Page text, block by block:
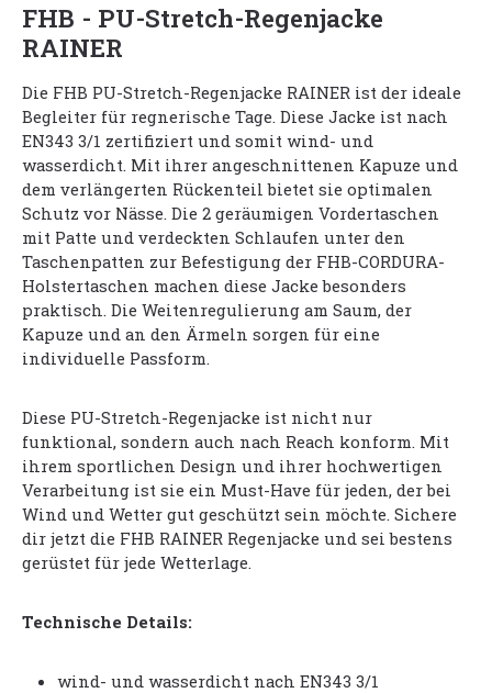
FHB - PU-Stretch-Regenjacke
RAINER
Die FHB PU-Stretch-Regenjacke RAINER ist der ideale
Begleiter für regnerische Tage. Diese Jacke ist nach
EN343 3/1 zertifiziert und somit wind- und
wasserdicht. Mit ihrer angeschnittenen Kapuze und
dem verlängerten Rückenteil bietet sie optimalen
Schutz vor Nässe. Die 2 geräumigen Vordertaschen
mit Patte und verdeckten Schlaufen unter den
Taschenpatten zur Befestigung der FHB-CORDURA-
Holstertaschen machen diese Jacke besonders
praktisch. Die Weitenregulierung am Saum, der
Kapuze und an den Ärmeln sorgen für eine
individuelle Passform.
Diese PU-Stretch-Regenjacke ist nicht nur
funktional, sondern auch nach Reach konform. Mit
ihrem sportlichen Design und ihrer hochwertigen
Verarbeitung ist sie ein Must-Have für jeden, der bei
Wind und Wetter gut geschützt sein möchte. Sichere
dir jetzt die FHB RAINER Regenjacke und sei bestens
gerüstet für jede Wetterlage.
Technische Details:
wind- und wasserdicht nach EN343 3/1